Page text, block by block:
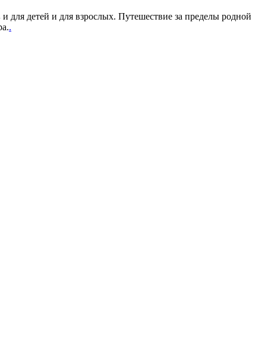
для детей и для взрослых. Путешествие за пределы родной
.